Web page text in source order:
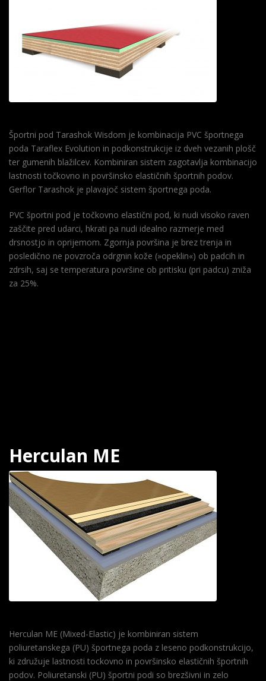
Športni pod Tarashok Wisdom je kombinacija PVC športnega
poda Taraflex Evolution in podkonstrukcije iz dveh vezanih plošč
ter gumenih blažilcev. Kombiniran sistem zagotavlja kombinacijo
lastnosti točkovno in površinsko elastičnih športnih podov.
Gerflor Tarashok je plavajoč sistem športnega poda.
PVC športni pod je točkovno elastični pod, ki nudi visoko raven
zaščite pred udarci, hkrati pa nudi idealno razmerje med
drsnostjo in oprijemom. Zgornja površina je brez trenja in
posledično ne povzroča odrgnin kože (»opeklin«) ob padcih in
zdrsih, saj se temperatura površine ob pritisku (pri padcu) zniža
za 25%.
Herculan ME
Herculan ME (Mixed-Elastic) je kombiniran sistem
poliuretanskega (PU) športnega poda z leseno podkonstrukcijo,
ki združuje lastnosti tockovno in površinsko elastičnih športnih
podov. Poliuretanski (PU) športni podi so brezšivni in zelo